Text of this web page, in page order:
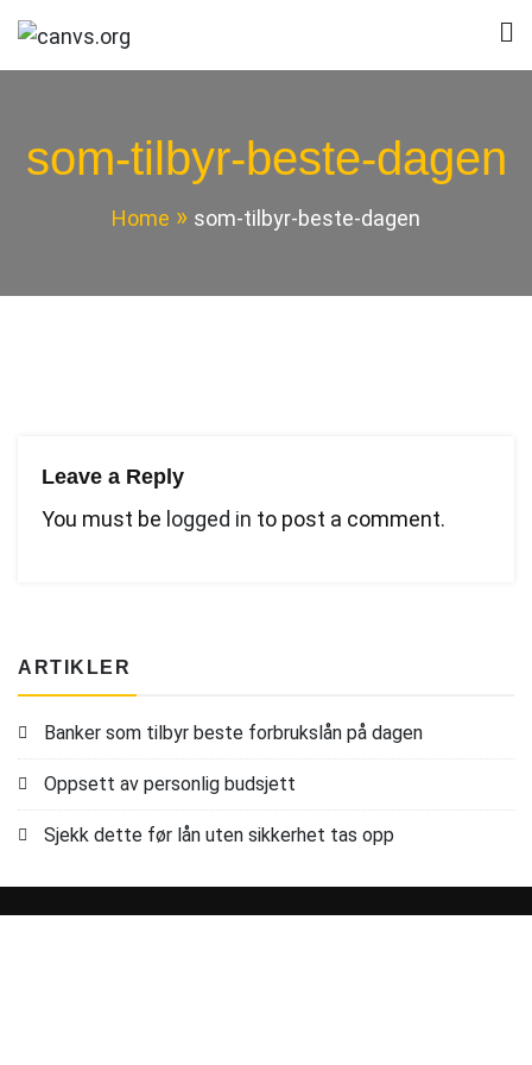
Skip
to
canvs.org
canvs.org
som-tilbyr-beste-dagen
Home som-tilbyr-beste-dagen
Leave a Reply
You must be logged in to post a comment.
ARTIKLER
Banker som tilbyr beste forbrukslån på dagen
Oppsett av personlig budsjett
Sjekk dette før lån uten sikkerhet tas opp